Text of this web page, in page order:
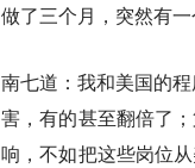
做了三个月，突然有
南七道：我和美国的
害，有的甚至翻倍了
响，不如把这些岗位